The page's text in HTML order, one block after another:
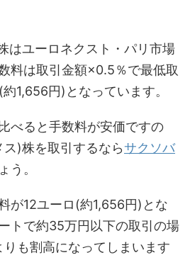
はユーロネクスト・パリ市場
料は取引金額×0.5％で最低取
1,656円)となっています。
べると手数料が安価ですの
)株を取引するならサクソバ
う。
が12ユーロ(約1,656円)とな
トで約35万円以下の取引の場
も割高になってしまいます